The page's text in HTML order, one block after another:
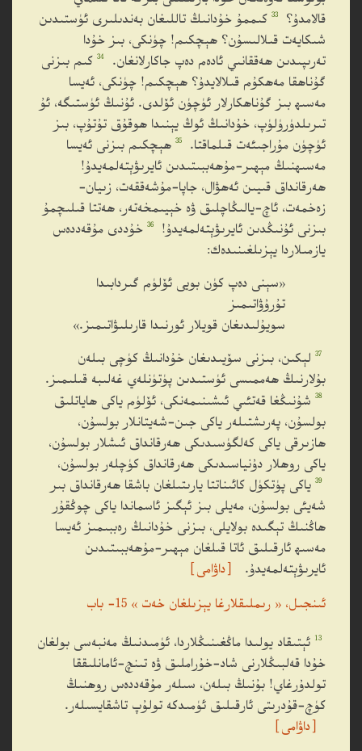
قالامدۇ؟
33 كىممۇ خۇدانىڭ تاللىغان بەندىلىرى ئۈستىدىن
شىكايەت قىلالىسۇن؟ ھېچكىم! چۈنكى، بىز خۇدا
تەرىپىدىن ھەققانىي ئادەم دەپ جاكارلانغان.
34 كىم بىزنى
گۇناھقا مەھكۇم قىلالايدۇ؟ ھېچكىم! چۈنكى، ئەيسا
مەسىھ بىز گۇناھكارلار ئۈچۈن ئۆلدى. ئۇنىڭ ئۈستىگە، ئۇ
تىرىلدۈرۈلۈپ، خۇدانىڭ ئوڭ يېنىدا ھوقۇق تۇتۇپ، بىز
ئۈچۈن مۇراجىئەت قىلماقتا.
35 ھېچكىم بىزنى ئەيسا
مەسىھنىڭ مېھىر-مۇھەببىتىدىن ئايرىۋېتەلمەيدۇ!
ھەرقانداق قىيىن ئەھۋال، جاپا-مۇشەققەت، زىيان-
زەخمەت، ئاچ-يالىڭاچلىق ۋە خېيىمخەتەر، ھەتتا قىلىچمۇ
بىزنى ئۇنىڭدىن ئايرىۋېتەلمەيدۇ!
36 خۇددى مۇقەددەس
يازمىلاردا يېزىلغىنىدەك:
«سېنى دەپ كۈن بويى ئۆلۈم گىردابىدا
تۇرۇۋاتىمىز
سويۇلىدىغان قويلار ئورنىدا قارىلىۋاتىمىز.»
37 لېكىن، بىزنى سۆيىدىغان خۇدانىڭ كۈچى بىلەن
بۇلارنىڭ ھەممىسى ئۈستىدىن پۈتۈنلەي غەلىبە قىلىمىز.
38 شۇنىڭغا قەتئىي ئىشىنىمەنكى، ئۆلۈم ياكى ھاياتلىق
بولسۇن، پەرىشتىلەر ياكى جىن-شەيتانلار بولسۇن،
ھازىرقى ياكى كەلگۈسىدىكى ھەرقانداق ئىشلار بولسۇن،
ياكى روھلار دۇنياسىدىكى ھەرقانداق كۈچلەر بولسۇن،
39 ياكى پۈتكۈل كائىناتتا يارىتىلغان باشقا ھەرقانداق بىر
شەيئى بولسۇن، مەيلى بىز ئېگىز ئاسماندا ياكى چوڭقۇر
ھاڭنىڭ تېگىدە بولايلى، بىزنى خۇدانىڭ رەببىمىز ئەيسا
مەسىھ ئارقىلىق ئاتا قىلغان مېھىر-مۇھەببىتىدىن
ئايرىۋېتەلمەيدۇ.
［داۋامى］
ئىنجىل، « رىملىقلارغا يېزىلغان خەت » 15- باب
13 ئېتىقاد يولىدا ماڭغىنىڭلاردا، ئۈمىدنىڭ مەنبەسى بولغان
خۇدا قەلبىڭلارنى شاد-خۇراملىق ۋە تىنچ-ئامانلىققا
تولدۇرغاي! بۇنىڭ بىلەن، سىلەر مۇقەددەس روھنىڭ
كۈچ-قۇدرىتى ئارقىلىق ئۈمىدكە تولۇپ تاشقايسىلەر.
［داۋامى］